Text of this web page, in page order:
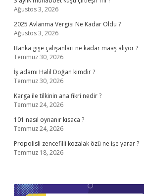
Ağustos 3, 2026
2025 Avlanma Vergisi Ne Kadar Oldu ?
Ağustos 3, 2026
Banka gişe çalışanları ne kadar maaş alıyor ?
Temmuz 30, 2026
İş adamı Halil Doğan kimdir ?
Temmuz 30, 2026
Karga ile tilkinin ana fikri nedir ?
Temmuz 24, 2026
101 nasıl oynanır kısaca ?
Temmuz 24, 2026
Propolisli zencefilli kozalak özü ne işe yarar ?
Temmuz 18, 2026